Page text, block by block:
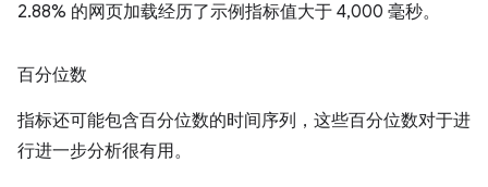
2.88% 的网页加载经历了示例指标值大于 4,000 毫秒。
百分位数
指标还可能包含百分位数的时间序列，这些百分位数对于进
行进一步分析很有用。